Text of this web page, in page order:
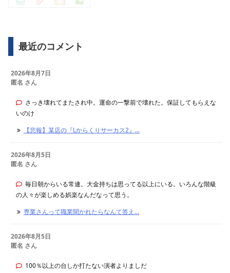
最近のコメント
2026年8月7日
匿名 さん
さっき壊れてまたされ中。運命の一撃前で壊れた。保証してもらえな
いのけ
【悲報】某店の『Lからくりサーカス2』...
2026年8月5日
匿名 さん
毎日朝からいる常連。大金持ちは思ってる以上にいる。いろんな階級
の人々が楽しめる娯楽なんだなって思う。
専業さんって職業聞かれたらなんて答え...
2026年8月5日
匿名 さん
100％以上の台しか打たない演者よりましだ